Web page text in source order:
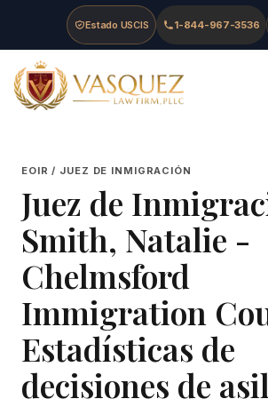
Skip to main content
Skip to navigation
Skip to footer
Estado USCIS 1-844-967-3536
Vasquez Law Firm - Home
EOIR / JUEZ DE INMIGRACIÓN
Juez de
Smith, Natalie -
Chelmsford
Immigration
Estadísticas de
decisiones de